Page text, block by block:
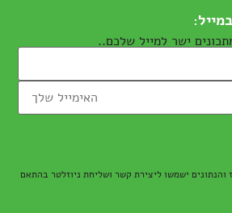
ישר למייל שלכם..
ישמשו ליצירת קשר ושליחת ניוזלטר בהתאם